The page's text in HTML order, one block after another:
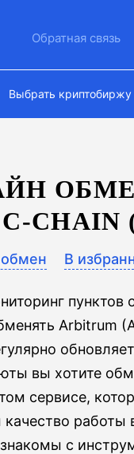
Обратная связь
Выбрать криптобиржу
CHAIN
В
Arbitrum
вы хотите
сервисе,
работы
с